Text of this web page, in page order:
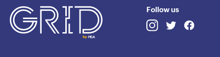
Follow us